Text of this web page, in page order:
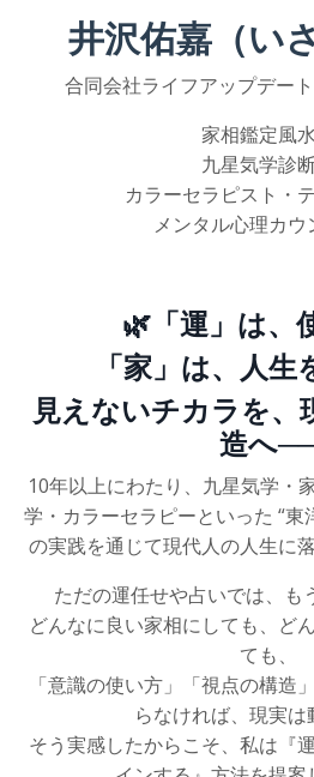
井沢佑嘉（い
合同会社ライフアップデー
家相鑑定風
九星気学診
カラーセラピスト・
メンタル心理カウ
🌿「運」は、
「家」は、人生
見えないチカラを、
造へ
10年以上にわたり、九星気学・
学・カラーセラピーといった “東
の実践を通じて現代人の人生に
ただの運任せや占いでは、も
どんなに良い家相にしても、ど
ても、
「意識の使い方」「視点の構造
らなければ、現実は
そう実感したからこそ、私は『